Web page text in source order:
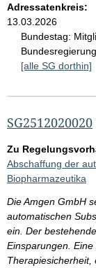
Adressatenkreis:
13.03.2026
Bundestag:
[alle SG dorthin]
SG2512020020
Zu
Abschaffung der
Biopharmazeutika
Die Amgen GmbH
automatischen
ein. Der
Einsparungen.
Therapiesicherheit,